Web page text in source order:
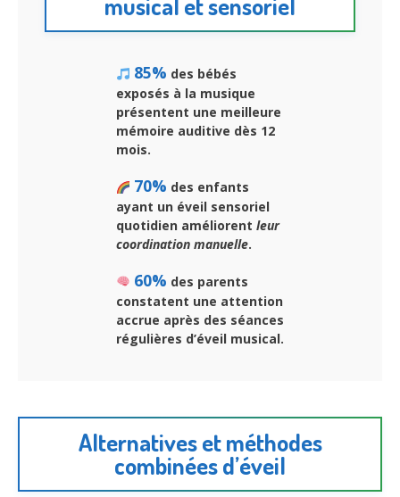
musical et sensoriel
85% des bébés
exposés à la musique
présentent une meilleure
mémoire auditive dès 12
mois.
70% des enfants
ayant un éveil sensoriel
quotidien améliorent leur
coordination manuelle.
60% des parents
constatent une attention
accrue après des séances
régulières d’éveil musical.
Alternatives et méthodes
combinées d’éveil